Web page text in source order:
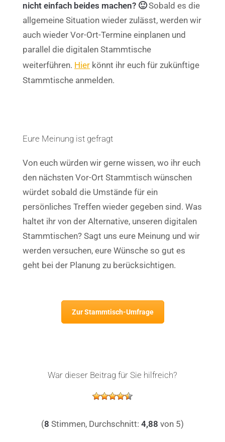
nicht einfach beides machen? 🙂Sobald es die
allgemeine Situation wieder zulässt, werden wir
auch wieder Vor-Ort-Termine einplanen und
parallel die digitalen Stammtische
weiterführen. Hier könnt ihr euch für zukünftige
Stammtische anmelden.
Eure Meinung ist gefragt
Von euch würden wir gerne wissen, wo ihr euch
den nächsten Vor-Ort Stammtisch wünschen
würdet sobald die Umstände für ein
persönliches Treffen wieder gegeben sind. Was
haltet ihr von der Alternative, unseren digitalen
Stammtischen? Sagt uns eure Meinung und wir
werden versuchen, eure Wünsche so gut es
geht bei der Planung zu berücksichtigen.
Zur Stammtisch-Umfrage
War dieser Beitrag für Sie hilfreich?
(8 Stimmen, Durchschnitt: 4,88 von 5)